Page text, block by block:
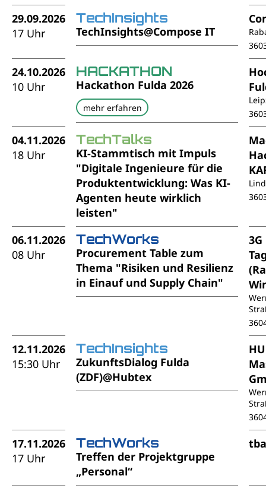
29.09.2026
17 Uhr
TechInsights
TechInsights@Compose IT
24.10.2026
10 Uhr
HACKATHON
Hackathon Fulda 2026
mehr erfahren
04.11.2026
18 Uhr
TechTalks
KI-Stammtisch mit Impuls
"Digitale Ingenieure für die
Produktentwicklung: Was KI-
Agenten heute wirklich
leisten"
06.11.2026
08 Uhr
TechWorks
Procurement Table zum
Thema "Risiken und Resilienz
in Einauf und Supply Chain"
3G
12.11.2026
15:30 Uhr
TechInsights
ZukunftsDialog Fulda
(ZDF)@Hubtex
17.11.2026
17 Uhr
TechWorks
Treffen der Projektgruppe
„Personal“
tba